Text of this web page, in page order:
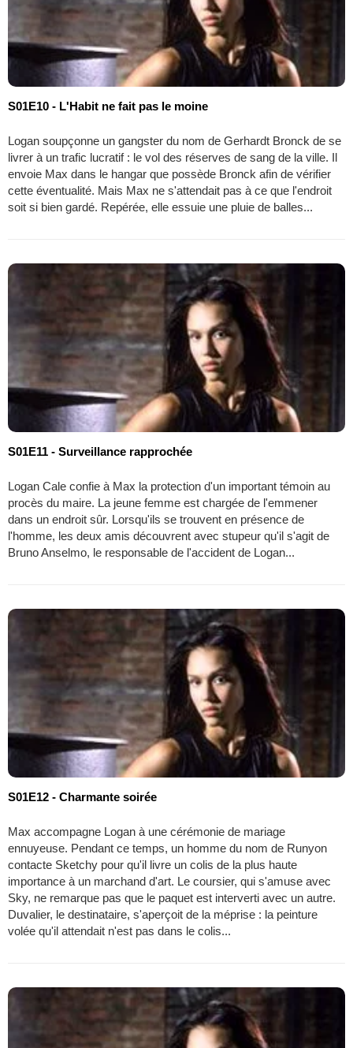
S01E10 - L'Habit ne fait pas le moine
Logan soupçonne un gangster du nom de Gerhardt Bronck de se
livrer à un trafic lucratif : le vol des réserves de sang de la ville. Il
envoie Max dans le hangar que possède Bronck afin de vérifier
cette éventualité. Mais Max ne s'attendait pas à ce que l'endroit
soit si bien gardé. Repérée, elle essuie une pluie de balles...
S01E11 - Surveillance rapprochée
Logan Cale confie à Max la protection d'un important témoin au
procès du maire. La jeune femme est chargée de l'emmener
dans un endroit sûr. Lorsqu'ils se trouvent en présence de
l'homme, les deux amis découvrent avec stupeur qu'il s'agit de
Bruno Anselmo, le responsable de l'accident de Logan...
S01E12 - Charmante soirée
Max accompagne Logan à une cérémonie de mariage
ennuyeuse. Pendant ce temps, un homme du nom de Runyon
contacte Sketchy pour qu'il livre un colis de la plus haute
importance à un marchand d'art. Le coursier, qui s'amuse avec
Sky, ne remarque pas que le paquet est interverti avec un autre.
Duvalier, le destinataire, s'aperçoit de la méprise : la peinture
volée qu'il attendait n'est pas dans le colis...